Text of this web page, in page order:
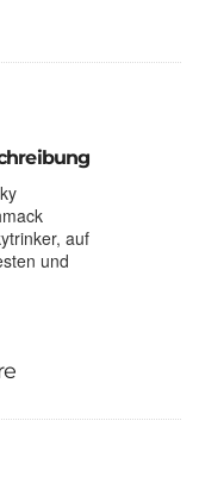
auf
und